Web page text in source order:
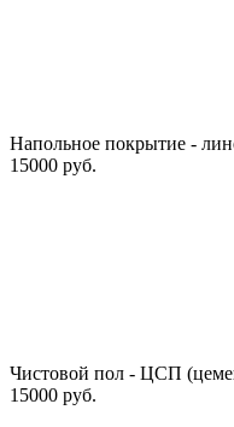
Напольное покрытие -
15000 руб.
Чистовой пол - ЦСП
15000 руб.